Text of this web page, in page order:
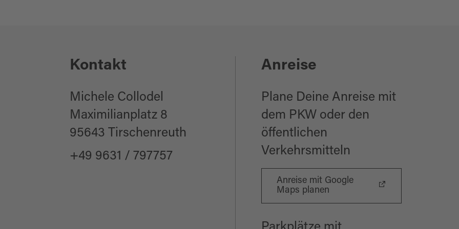
Kontakt
Michele Collodel
Maximilianplatz 8
95643 Tirschenreuth
+49 9631 / 797757
Anreise
Plane Deine Anreise mit
dem PKW oder den
öffentlichen
Verkehrsmitteln
Anreise mit Google
Maps planen